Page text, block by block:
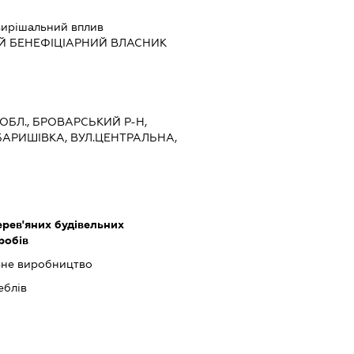
вплив
БЕНЕФІЦІАРНИЙ ВЛАСНИК
ОБЛ., БРОВАРСЬКИЙ Р-Н,
ВУЛ.ЦЕНТРАЛЬНА,
будівельних
виробництво